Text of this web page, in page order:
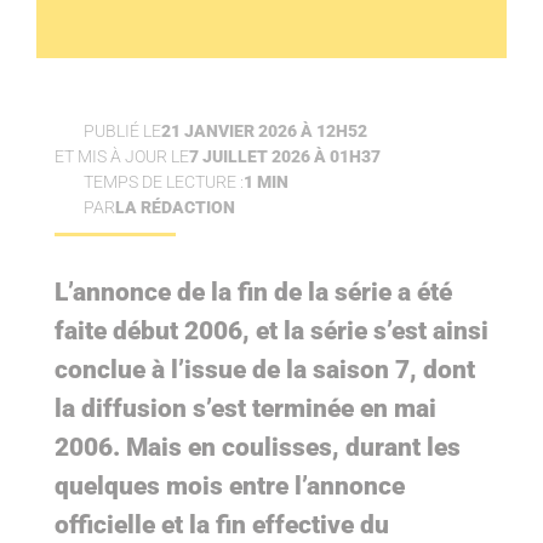
PUBLIÉ LE21 JANVIER 2026 À 12H52
ET MIS À JOUR LE7 JUILLET 2026 À 01H37
TEMPS DE LECTURE :1 MIN
PARLA RÉDACTION
L’annonce de la fin de la série a été
faite début 2006, et la série s’est ainsi
conclue à l’issue de la saison 7, dont
la diffusion s’est terminée en mai
2006. Mais en coulisses, durant les
quelques mois entre l’annonce
officielle et la fin effective du